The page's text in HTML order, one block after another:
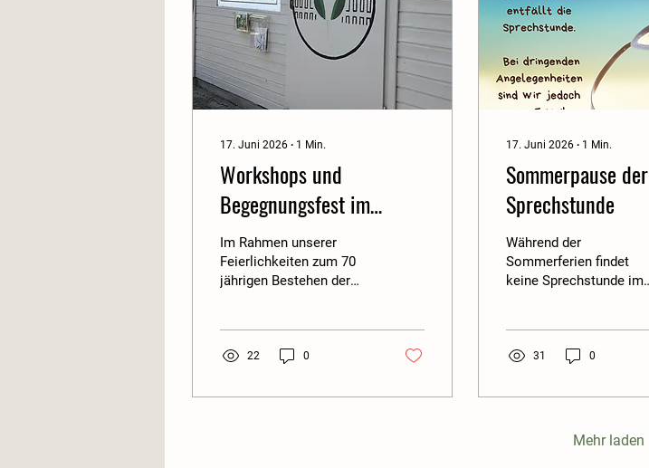
17. Juni 2026 ∙ 1 Min.
Workshops und
Begegnungsfest im
Rahmen unserer 70
Jahrfeier
Im Rahmen unserer
Feierlichkeiten zum 70
jährigen Bestehen der
und unvergessliche
Besonders gefreut haben
22 0
17. Juni 2026 ∙ 1 Min.
Sommerpause der
Sprechstunde
Während der
Sommerferien findet
keine Sprechstunde im
könnt ihr uns jederzeit
Ansonsten genießen
Sommerferien und
31 0
Mehr laden